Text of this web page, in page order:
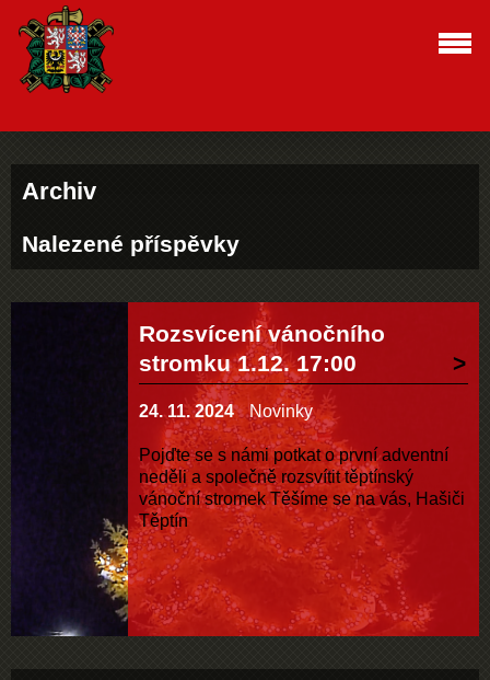
Archiv
Nalezené příspěvky
Rozsvícení vánočního
stromku 1.12. 17:00
24. 11. 2024 Novinky
Pojďte se s námi potkat o první adventní
neděli a společně rozsvítit těptínský
vánoční stromek Těšíme se na vás, Hašiči
Těptín